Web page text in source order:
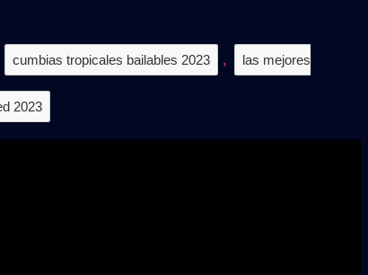
𝟮𝗞𝟮𝟯
cumbias tropicales bailables 2023 , las mejores
2023